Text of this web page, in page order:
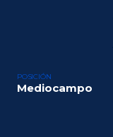
POSICIÓN
Mediocampo